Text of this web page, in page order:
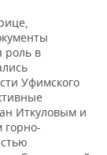
роль в
Уфимского
Иткуловым и
горно-